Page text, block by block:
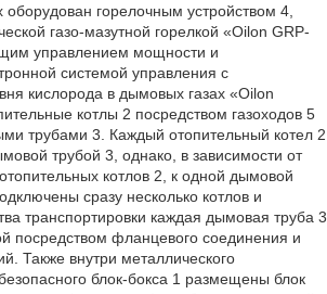
оборудован горелочным устройством 4,
газо-мазутной горелкой «Oilon GRP-
управлением мощности и
системой управления с
кислорода в дымовых газах «Oilon
котлы 2 посредством газоходов 5
трубами 3. Каждый отопительный котел 2
трубой 3, однако, в зависимости от
котлов 2, к одной дымовой
сразу несколько котлов и
транспортировки каждая дымовая труба 3
посредством фланцевого соединения и
Также внутри металлического
блок-бокса 1 размещены блок